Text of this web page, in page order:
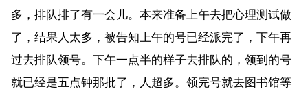
多，排队排了有一会儿。本来准备上午去把心理测试做
了，结果人太多，被告知上午的号已经派完了，下午再
过去排队领号。下午一点半的样子去排队的，领到的号
就已经是五点钟那批了，人超多。领完号就去图书馆等